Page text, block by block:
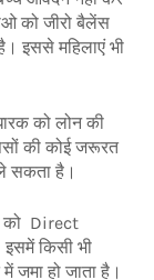
को जीरो बैलेंस
इससे महिलाएं भी
को लोन की
की कोई जरूरत
सकता है।
को Direct
किसी भी
जमा हो जाता है।